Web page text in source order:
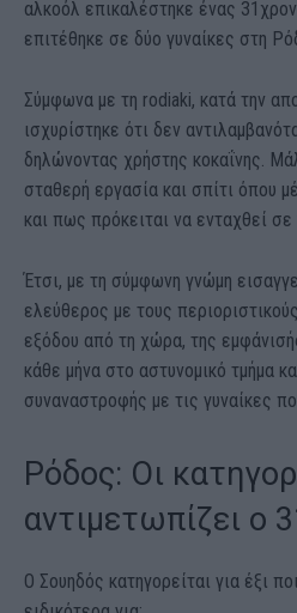
αλκοόλ επικαλέστηκε ένας
επιτέθηκε σε δύο γυναίκες στη
Σύμφωνα με τη rodiaki, κατά την
ισχυρίστηκε ότι δεν
δηλώνοντας χρήστης κοκαΐνης.
σταθερή εργασία και σπίτι όπου
και πως πρόκειται να ενταχθεί
Έτσι, με τη σύμφωνη γνώμη
ελεύθερος με τους
εξόδου από τη χώρα, της
κάθε μήνα στο αστυνομικό τμήμα
συναναστροφής με τις γυναίκες
Ρόδος: Οι
αντιμετωπίζει ο
Ο Σουηδός κατηγορείται για έξι